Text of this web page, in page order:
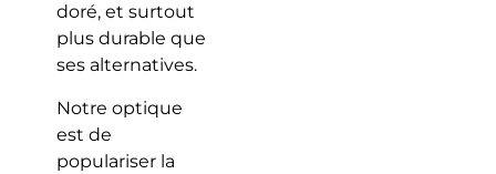
doré, et surtout
plus durable que
ses alternatives.
Notre optique
est de
populariser la